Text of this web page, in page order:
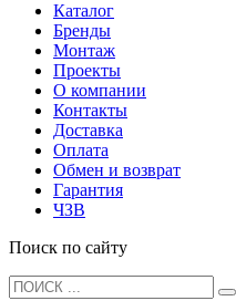
Каталог
Бренды
Монтаж
Проекты
О компании
Контакты
Доставка
Оплата
Обмен и возврат
Гарантия
ЧЗВ
Поиск по сайту